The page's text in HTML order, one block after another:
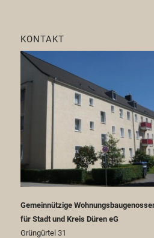
KONTAKT
Gemeinnützige
für Stadt und Kreis Düren eG
Grüngürtel 31